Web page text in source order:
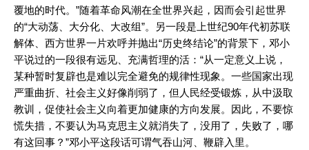
覆地的时代。”随着革命风潮在全世界兴起，因而会引起世界
的“大动荡、大分化、大改组”。另一段是上世纪90年代初苏联
解体、西方世界一片欢呼并抛出“历史终结论”的背景下，邓小
平说过的一段很有远见、充满哲理的活：“从一定意义上说，
某种暂时复辟也是难以完全避免的规律性现象。一些国家出现
严重曲折、社会主义好像削弱了，但人民经受锻炼，从中汲取
教训，促使社会主义向着更加健康的方向发展。因此，不要惊
慌失措，不要认为马克思主义就消失了，没用了，失败了，哪
有这回事？”邓小平这段话可谓气吞山河、鞭辟入里。